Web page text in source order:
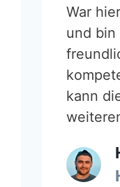
War
und
kann